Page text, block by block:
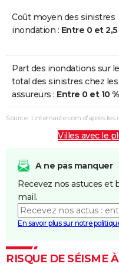
Coût moyen des sinistres
inondation : Entre 0 et
Part des inondations sur le
total des sinistres chez les
assureurs : Entre 0 et 10 %
Source : Linternaute.com d'après les
Villes avec le
A ne pas manquer
Recevez nos astuces et
mail.
En savoir plus sur notre
RISQUE DE SÉISME